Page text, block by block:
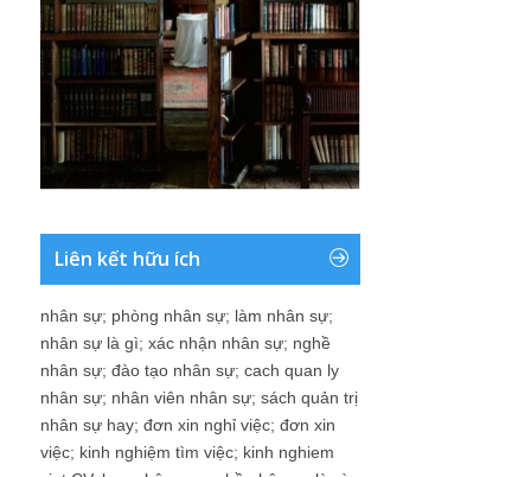
Liên kết hữu ích
nhân sự; phòng nhân sự; làm nhân sự;
nhân sự là gì; xác nhận nhân sự; nghề
nhân sự; đào tạo nhân sự; cach quan ly
nhân sự; nhân viên nhân sự; sách quản trị
nhân sự hay; đơn xin nghỉ việc; đơn xin
việc; kinh nghiệm tìm việc; kinh nghiem